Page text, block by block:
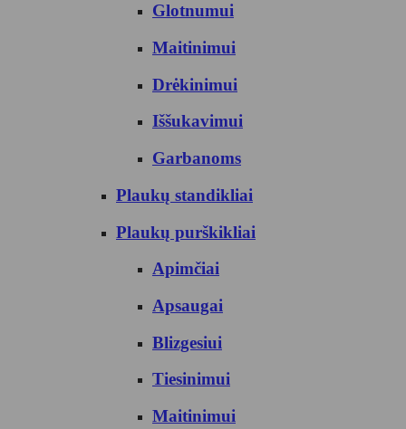
Glotnumui
Maitinimui
Drėkinimui
Iššukavimui
Garbanoms
Plaukų standikliai
Plaukų purškikliai
Apimčiai
Apsaugai
Blizgesiui
Tiesinimui
Maitinimui